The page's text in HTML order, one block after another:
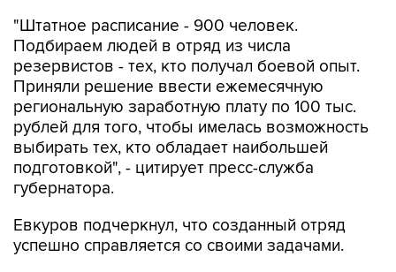
"Штатное расписание - 900 человек.
Подбираем людей в отряд из числа
резервистов - тех, кто получал боевой опыт.
Приняли решение ввести ежемесячную
региональную заработную плату по 100 тыс.
рублей для того, чтобы имелась возможность
выбирать тех, кто обладает наибольшей
подготовкой", - цитирует пресс-служба
губернатора.
Евкуров подчеркнул, что созданный отряд
успешно справляется со своими задачами.